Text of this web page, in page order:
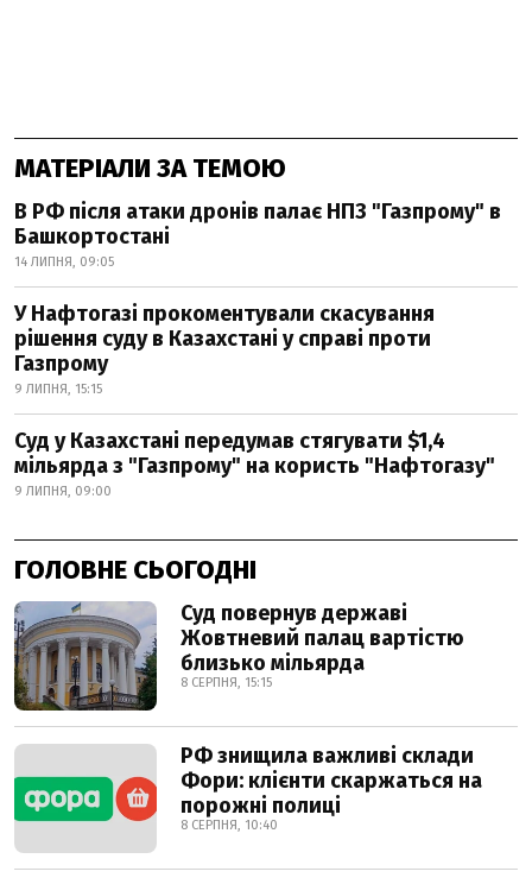
МАТЕРІАЛИ ЗА ТЕМОЮ
В РФ після атаки дронів палає НПЗ "Газпрому" в
Башкортостані
14 ЛИПНЯ, 09:05
У Нафтогазі прокоментували скасування
рішення суду в Казахстані у справі проти
Газпрому
9 ЛИПНЯ, 15:15
Суд у Казахстані передумав стягувати $1,4
мільярда з "Газпрому" на користь "Нафтогазу"
9 ЛИПНЯ, 09:00
ГОЛОВНЕ СЬОГОДНІ
Суд повернув державі
Жовтневий палац вартістю
близько мільярда
8 СЕРПНЯ, 15:15
РФ знищила важливі склади
Фори: клієнти скаржаться на
порожні полиці
8 СЕРПНЯ, 10:40